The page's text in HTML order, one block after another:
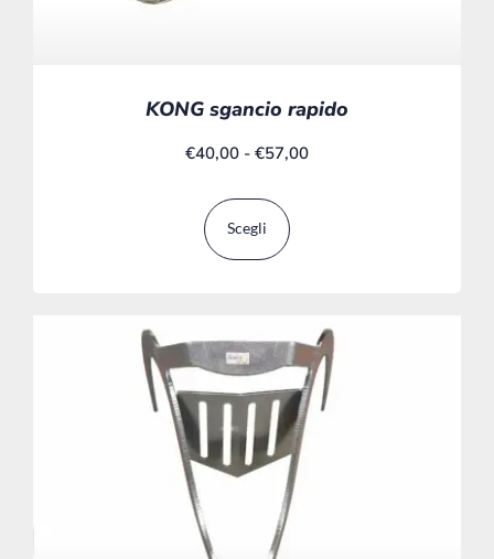
KONG sgancio rapido
€40,00 - €57,00
Scegli